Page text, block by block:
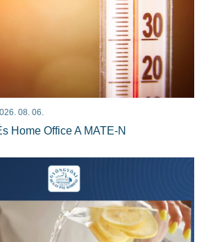
08. 06.
Home Office A MATE-N